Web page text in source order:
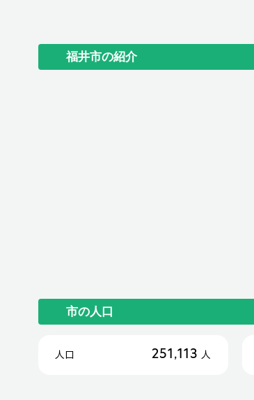
福井市の紹介
市の人口
人口 251,113 人